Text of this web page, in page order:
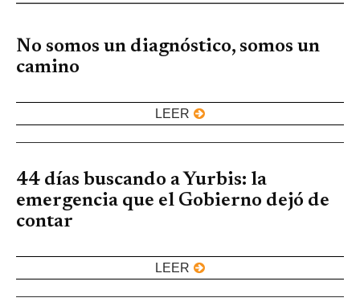
No somos un diagnóstico, somos un
camino
LEER
44 días buscando a Yurbis: la
emergencia que el Gobierno dejó de
contar
LEER